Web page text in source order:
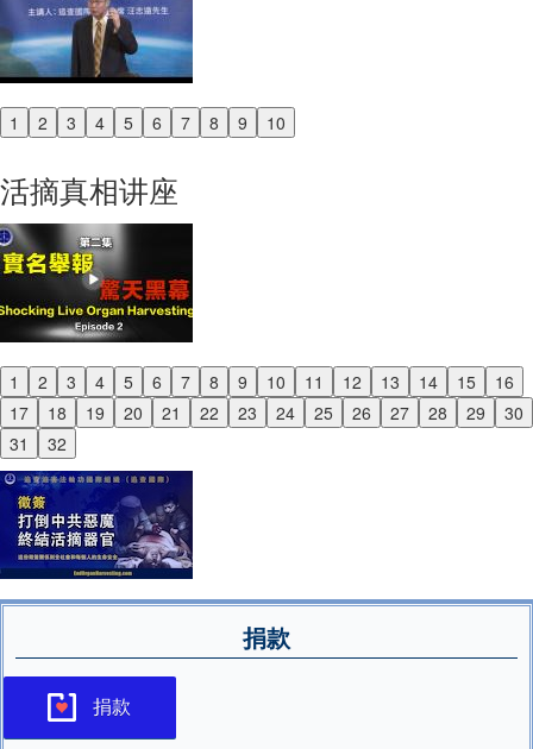
1 2 3 4 5 6 7 8 9 10
Previous
活摘真相讲座
1 2 3 4 5 6 7 8 9 10 11 12 13 14 15
16
17
18 19 20 21 22 23 24 25 26 27 28 29
30
31
32
Previous
Next
捐款
捐款